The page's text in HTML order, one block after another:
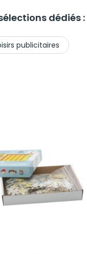
dédiés :
publicitaires